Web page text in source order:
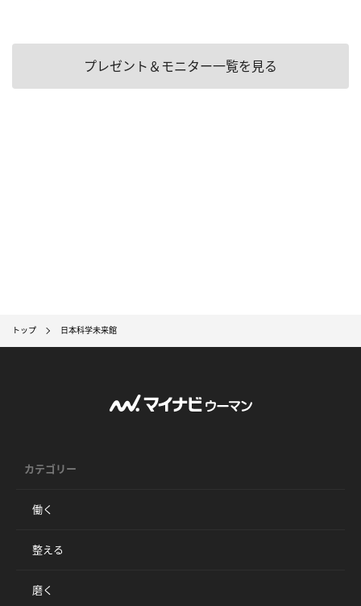
プレゼント＆モニター一覧を見る
トップ 日本科学未来館
カテゴリー
働く
整える
磨く